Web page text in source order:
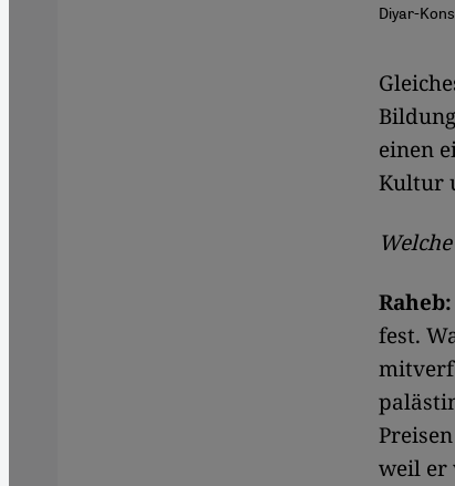
Diyar-
einen
Kultur
Raheb:
fest.
weil er